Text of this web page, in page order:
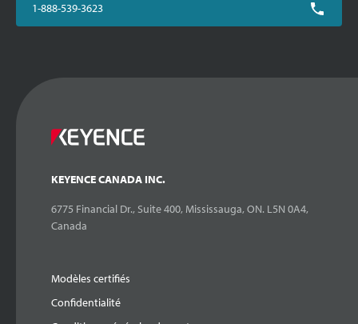
1-888-539-3623
KEYENCE CANADA INC.
6775 Financial Dr., Suite 400, Mississauga, ON. L5N 0A4,
Canada
Modèles certifiés
Confidentialité